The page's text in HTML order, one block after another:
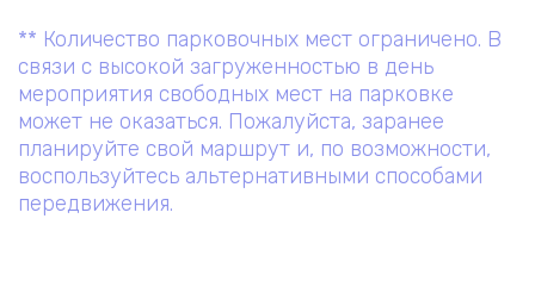
** Количество парковочных мест ограничено. В
связи с высокой загруженностью в день
мероприятия свободных мест на парковке
может не оказаться. Пожалуйста, заранее
планируйте свой маршрут и, по возможности,
воспользуйтесь альтернативными способами
передвижения.